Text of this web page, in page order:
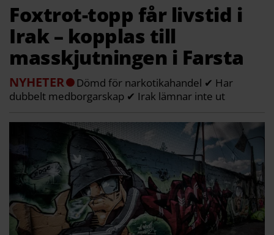
Foxtrot-topp får livstid i
Irak – kopplas till
masskjutningen i Farsta
NYHETER
Dömd för narkotikahandel ✔ Har
dubbelt medborgarskap ✔ Irak lämnar inte ut